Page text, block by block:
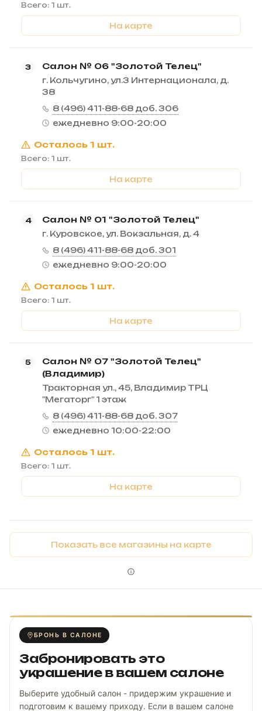
Всего: 1 шт.
На карте
3 Салон № 06 "Золотой Телец"
г. Кольчугино, ул.3 Интернационала, д.
38
8 (496) 411-88-68 доб. 306
ежедневно 9:00-20:00
Осталось 1 шт.
Всего: 1 шт.
На карте
4 Салон № 01 "Золотой Телец"
г. Куровское, ул. Вокзальная, д. 4
8 (496) 411-88-68 доб. 301
ежедневно 9:00-20:00
Осталось 1 шт.
Всего: 1 шт.
На карте
5
Салон № 07 "Золотой Телец"
(Владимир)
Тракторная ул., 45, Владимир ТРЦ
"Мегаторг" 1 этаж
8 (496) 411-88-68 доб. 307
ежедневно 10:00-22:00
Осталось 1 шт.
Всего: 1 шт.
На карте
Показать все магазины на карте
БРОНЬ В САЛОНЕ
Забронировать это
украшение в вашем салоне
Выберите удобный салон - придержим украшение и
подготовим к вашему приходу. Если в вашем салоне